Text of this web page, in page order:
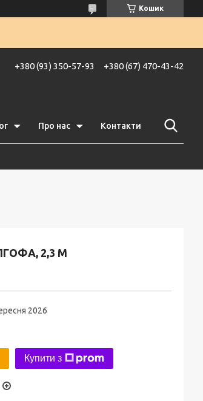
Кошик
+380 (93) 350-57-93 +380 (67) 470-43-42
Про нас Контакти
2,3 М
2026
Купити з